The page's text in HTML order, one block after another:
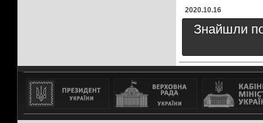
2020.10.16
Знайшли